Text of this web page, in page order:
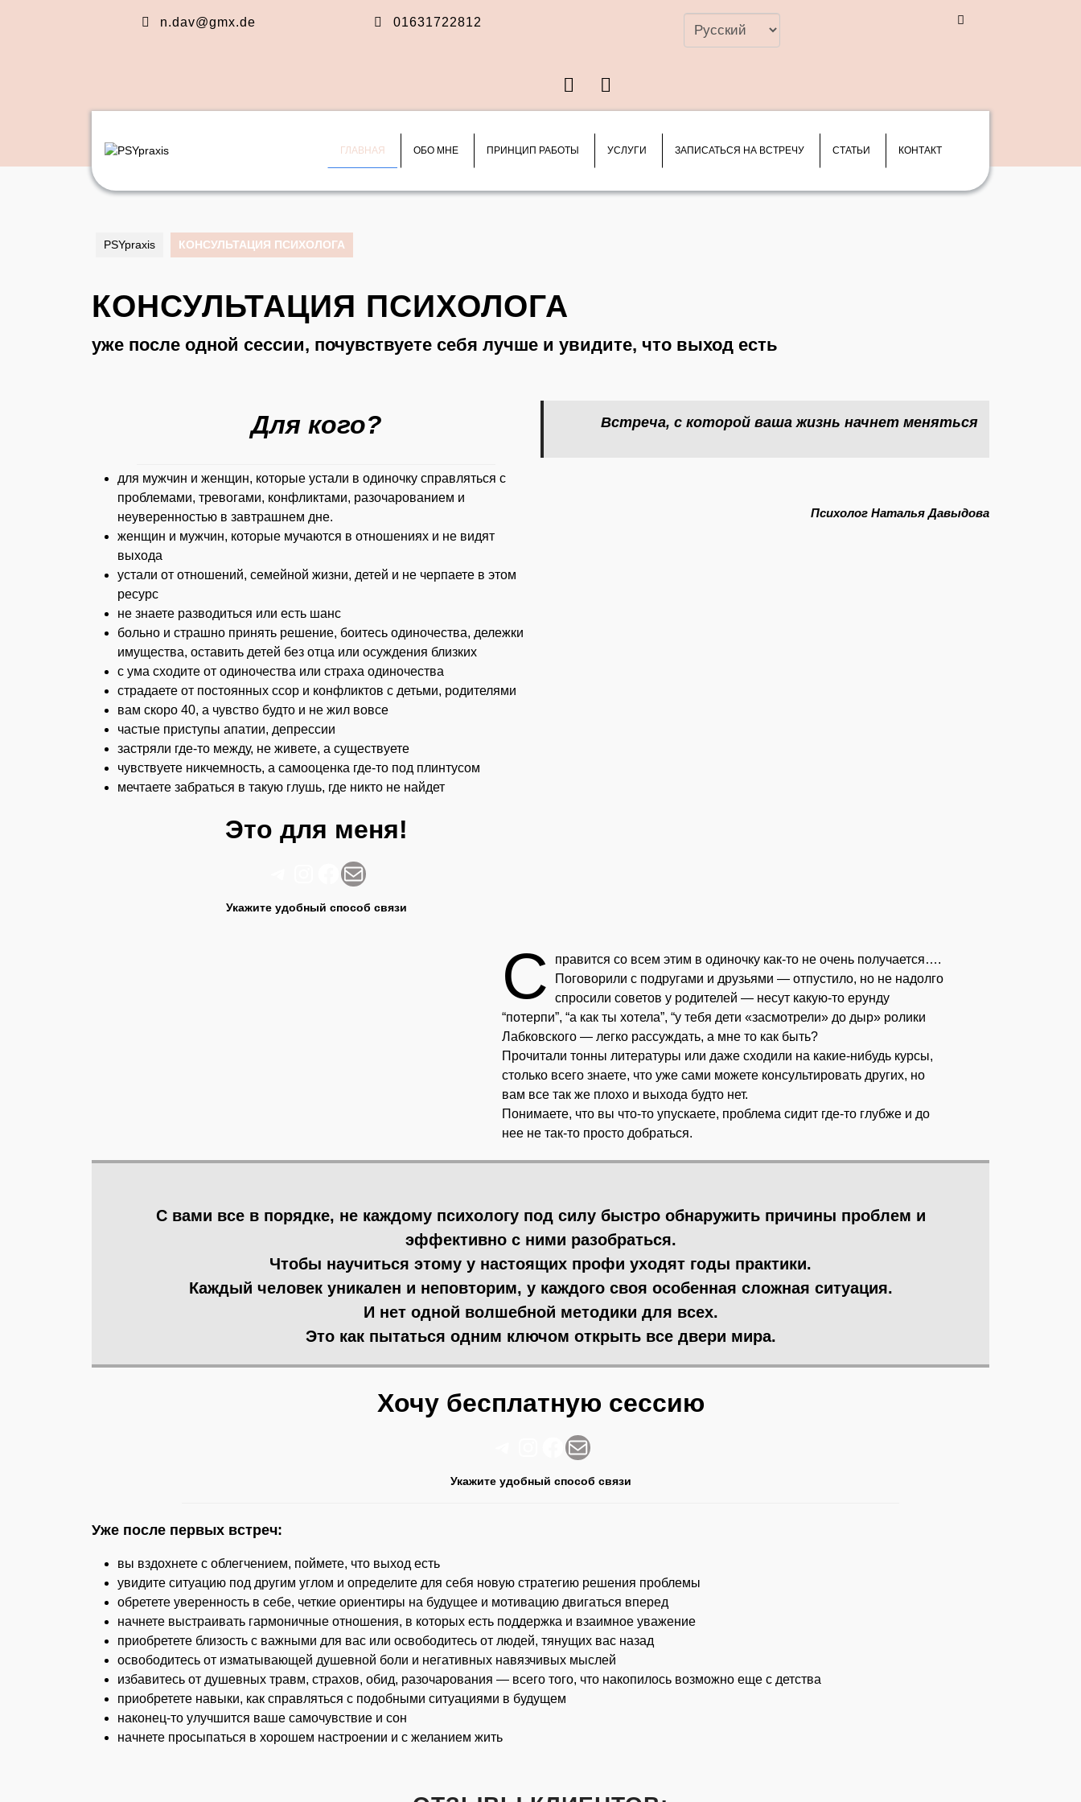
n.dav@gmx.de 01631722812
язык
ГЛАВНАЯ ОБО МНЕ ПРИНЦИП РАБОТЫ УСЛУГИ ЗАПИСАТЬСЯ НА ВСТРЕЧУ СТАТЬИ КОНТАКТ
PSYpraxis КОНСУЛЬТАЦИЯ ПСИХОЛОГА
КОНСУЛЬТАЦИЯ ПСИХОЛОГА
уже после одной сессии, почувствуете себя лучше и увидите, что выход есть
Для кого?
для мужчин и женщин, которые устали в одиночку справляться с
проблемами, тревогами, конфликтами, разочарованием и
неуверенностью в завтрашнем дне.
женщин и мужчин, которые мучаются в отношениях и не видят
выхода
устали от отношений, семейной жизни, детей и не черпаете в этом
ресурс
не знаете разводиться или есть шанс
больно и страшно принять решение, боитесь одиночества, дележки
имущества, оставить детей без отца или осуждения близких
с ума сходите от одиночества или страха одиночества
страдаете от постоянных ссор и конфликтов с детьми, родителями
вам скоро 40, а чувство будто и не жил вовсе
частые приступы апатии, депрессии
застряли где-то между, не живете, а существуете
чувствуете никчемность, а самооценка где-то под плинтусом
мечтаете забраться в такую глушь, где никто не найдет
Это для меня!
Почта
Укажите удобный способ связи
Встреча, с которой ваша жизнь начнет меняться
Психолог Наталья Давыдова
С
правится со всем этим в одиночку как-то не очень получается….
Поговорили с подругами и друзьями — отпустило, но не надолго
спросили советов у родителей — несут какую-то ерунду
“потерпи”, “а как ты хотела”, “у тебя дети «засмотрели» до дыр» ролики
Лабковского — легко рассуждать, а мне то как быть?
Прочитали тонны литературы или даже сходили на какие-нибудь курсы,
столько всего знаете, что уже сами можете консультировать других, но
вам все так же плохо и выхода будто нет.
Понимаете, что вы что-то упускаете, проблема сидит где-то глубже и до
нее не так-то просто добраться.
С вами все в порядке, не каждому психологу под силу быстро обнаружить причины проблем и
эффективно с ними разобраться.
Чтобы научиться этому у настоящих профи уходят годы практики.
Каждый человек уникален и неповторим, у каждого своя особенная сложная ситуация.
И нет одной волшебной методики для всех.
Это как пытаться одним ключом открыть все двери мира.
Хочу бесплатную сессию
Telegram
Instagram
Facebook
Почта
Укажите удобный способ связи
Уже после первых встреч:
вы вздохнете с облегчением, поймете, что выход есть
увидите ситуацию под другим углом и определите для себя новую стратегию решения проблемы
обретете уверенность в себе, четкие ориентиры на будущее и мотивацию двигаться вперед
начнете выстраивать гармоничные отношения, в которых есть поддержка и взаимное уважение
приобретете близость с важными для вас или освободитесь от людей, тянущих вас назад
освободитесь от изматывающей душевной боли и негативных навязчивых мыслей
избавитесь от душевных травм, страхов, обид, разочарования — всего того, что накопилось возможно еще с детства
приобретете навыки, как справляться с подобными ситуациями в будущем
наконец-то улучшится ваше самочувствие и сон
начнете просыпаться в хорошем настроении и с желанием жить